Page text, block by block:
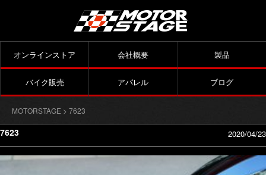
オンラインストア 会社概要 製品
バイク販売 アパレル ブログ
MOTORSTAGE > 7623
7623 2020/04/23